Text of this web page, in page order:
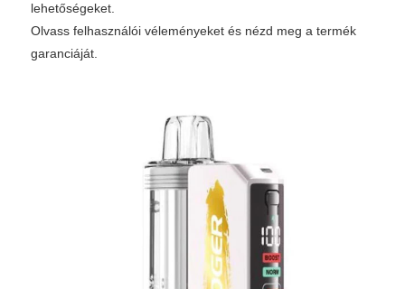
lehetőségeket.
Olvass felhasználói véleményeket és nézd meg a termék
garanciáját.